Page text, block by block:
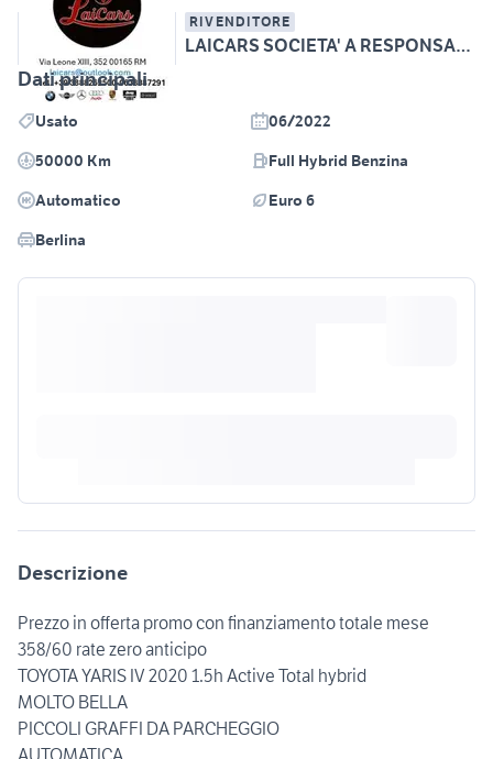
RIVENDITORE
LAICARS SOCIETA' A RESPONSABILITA' LIMITATA SEMPLI
Dati principali
Usato
06/2022
50000 Km
Full Hybrid Benzina
Automatico
Euro 6
Berlina
Descrizione
Prezzo in offerta promo con finanziamento totale mese
358/60 rate zero anticipo
TOYOTA YARIS IV 2020 1.5h Active Total hybrid
MOLTO BELLA
PICCOLI GRAFFI DA PARCHEGGIO